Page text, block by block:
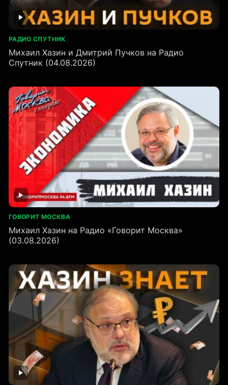
РАДИО СПУТНИК
Михаил Хазин и Дмитрий Пучков на Радио
Спутник (04.08.2026)
ГОВОРИТ МОСКВА
Михаил Хазин на Радио «Говорит Москва»
(03.08.2026)